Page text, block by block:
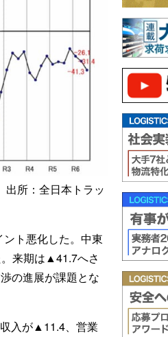
出所：全日本トラッ
ト悪化した。中東
来期は▲41.7へさ
の進展が課題とな
入が▲11.4、営業